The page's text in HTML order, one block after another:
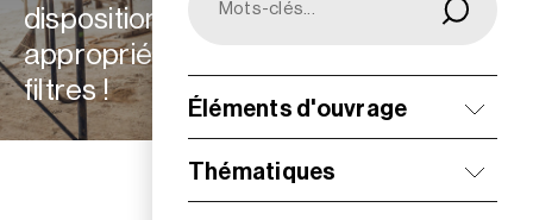
Éléments d'ouvrage
Thématiques
disposition : choisissez les plus
appropriées à vos besoins grâce aux
filtres !